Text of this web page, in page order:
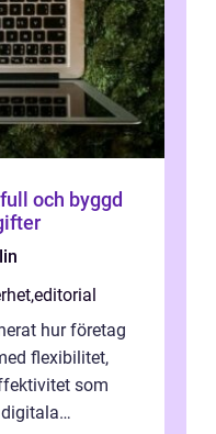
,editorial
hur företag
flexibilitet,
som